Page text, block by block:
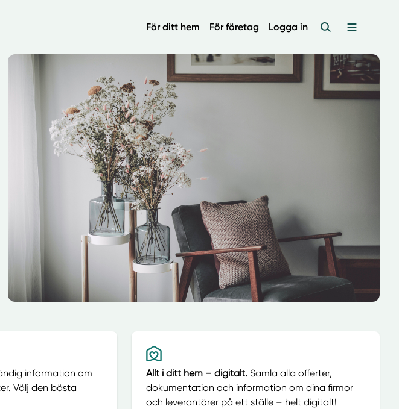
För ditt hem För företag Logga in
information om
Välj den bästa
Allt i ditt hem – digitalt. Samla alla offerter,
dokumentation och information om dina firmor
och leverantörer på ett ställe – helt digitalt!